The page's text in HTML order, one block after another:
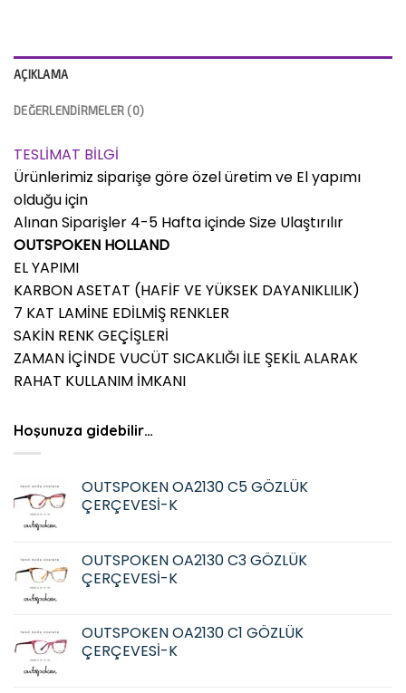
AÇIKLAMA
DEĞERLENDIRMELER (0)
TESLİMAT BİLGİ
Ürünlerimiz siparişe göre özel üretim ve El yapımı
olduğu için
Alınan Siparişler 4-5 Hafta içinde Size Ulaştırılır
OUTSPOKEN HOLLAND
EL YAPIMI
KARBON ASETAT (HAFİF VE YÜKSEK DAYANIKLILIK)
7 KAT LAMİNE EDİLMİŞ RENKLER
SAKİN RENK GEÇİŞLERİ
ZAMAN İÇİNDE VUCÜT SICAKLIĞI İLE ŞEKİL ALARAK
RAHAT KULLANIM İMKANI
Hoşunuza gidebilir…
OUTSPOKEN OA2130 C5 GÖZLÜK
ÇERÇEVESİ-K
OUTSPOKEN OA2130 C3 GÖZLÜK
ÇERÇEVESİ-K
OUTSPOKEN OA2130 C1 GÖZLÜK
ÇERÇEVESİ-K